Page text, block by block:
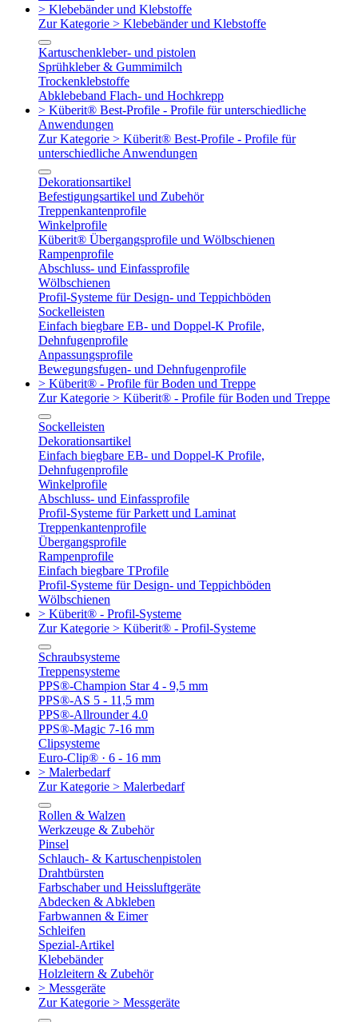
> Klebebänder und Klebstoffe
Zur Kategorie > Klebebänder und Klebstoffe
Kartuschenkleber- und pistolen
Sprühkleber & Gummimilch
Trockenklebstoffe
Abklebeband Flach- und Hochkrepp
> Küberit® Best-Profile - Profile für unterschiedliche
Anwendungen
Zur Kategorie > Küberit® Best-Profile - Profile für
unterschiedliche Anwendungen
Dekorationsartikel
Befestigungsartikel und Zubehör
Treppenkantenprofile
Winkelprofile
Küberit® Übergangsprofile und Wölbschienen
Rampenprofile
Abschluss- und Einfassprofile
Wölbschienen
Profil-Systeme für Design- und Teppichböden
Sockelleisten
Einfach biegbare EB- und Doppel-K Profile,
Dehnfugenprofile
Anpassungsprofile
Bewegungsfugen- und Dehnfugenprofile
> Küberit® - Profile für Boden und Treppe
Zur Kategorie > Küberit® - Profile für Boden und Treppe
Sockelleisten
Dekorationsartikel
Einfach biegbare EB- und Doppel-K Profile,
Dehnfugenprofile
Winkelprofile
Abschluss- und Einfassprofile
Profil-Systeme für Parkett und Laminat
Treppenkantenprofile
Übergangsprofile
Rampenprofile
Einfach biegbare TProfile
Profil-Systeme für Design- und Teppichböden
Wölbschienen
> Küberit® - Profil-Systeme
Zur Kategorie > Küberit® - Profil-Systeme
Schraubsysteme
Treppensysteme
PPS®-Champion Star 4 - 9,5 mm
PPS®-AS 5 - 11,5 mm
PPS®-Allrounder 4.0
PPS®-Magic 7-16 mm
Clipsysteme
Euro-Clip® · 6 - 16 mm
> Malerbedarf
Zur Kategorie > Malerbedarf
Rollen & Walzen
Werkzeuge & Zubehör
Pinsel
Schlauch- & Kartuschenpistolen
Drahtbürsten
Farbschaber und Heissluftgeräte
Abdecken & Abkleben
Farbwannen & Eimer
Schleifen
Spezial-Artikel
Klebebänder
Holzleitern & Zubehör
> Messgeräte
Zur Kategorie > Messgeräte